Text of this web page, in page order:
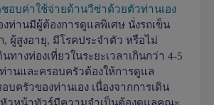
อบค่าใช้จ่ายด้านวีซ่าด้วยตัวท่านเอง
ท่านมีผู้ต้องการดูแลพิเศษ นั่งรถเข็น
, ผู้สูงอายุ, มีโรคประจำตัว หรือไม่
ทางท่องเที่ยวในระยะเวลาเกินกว่า 4-5
านและครอบครัวต้องให้การดูแล
บครัวของท่านเอง เนื่องจากการเดิน
วหน้าทัวร์มีความจำเป็นต้องดูแลคณะ